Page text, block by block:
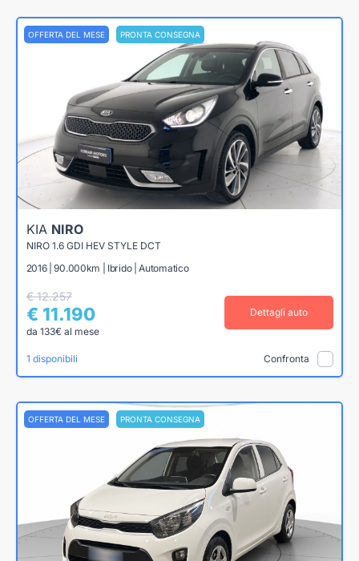
OFFERTA DEL MESE PRONTA CONSEGNA
KIA NIRO
NIRO 1.6 GDI HEV STYLE DCT
2016 | 90.000km | Ibrido | Automatico
€ 12.257
€ 11.190
da 133€ al mese
Dettagli auto
1 disponibili Confronta
OFFERTA DEL MESE PRONTA CONSEGNA